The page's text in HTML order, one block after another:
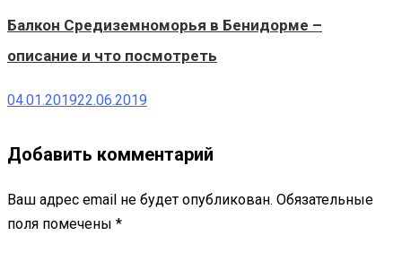
Балкон Средиземноморья в Бенидорме –
описание и что посмотреть
04.01.201922.06.2019
Добавить комментарий
Ваш адрес email не будет опубликован. Обязательные
поля помечены *